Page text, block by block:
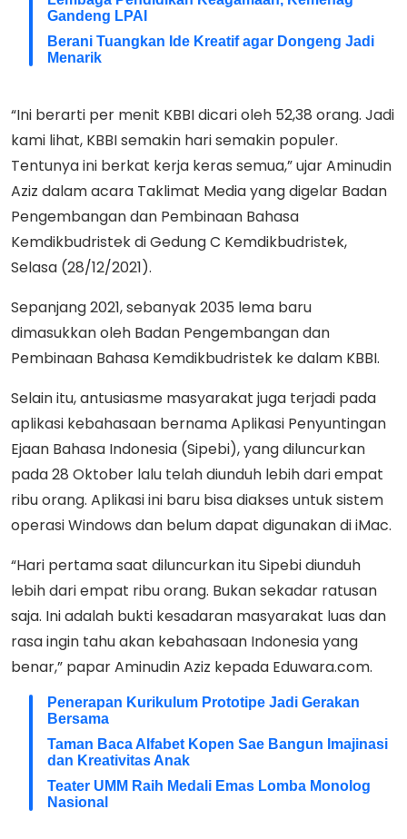
Gandeng LPAI
Berani Tuangkan Ide Kreatif agar Dongeng Jadi
Menarik
“Ini berarti per menit KBBI dicari oleh 52,38 orang. Jadi
kami lihat, KBBI semakin hari semakin populer.
Tentunya ini berkat kerja keras semua,” ujar Aminudin
Aziz dalam acara Taklimat Media yang digelar Badan
Pengembangan dan Pembinaan Bahasa
Kemdikbudristek di Gedung C Kemdikbudristek,
Selasa (28/12/2021).
Sepanjang 2021, sebanyak 2035 lema baru
dimasukkan oleh Badan Pengembangan dan
Pembinaan Bahasa Kemdikbudristek ke dalam KBBI.
Selain itu, antusiasme masyarakat juga terjadi pada
aplikasi kebahasaan bernama Aplikasi Penyuntingan
Ejaan Bahasa Indonesia (Sipebi), yang diluncurkan
pada 28 Oktober lalu telah diunduh lebih dari empat
ribu orang. Aplikasi ini baru bisa diakses untuk sistem
operasi Windows dan belum dapat digunakan di iMac.
“Hari pertama saat diluncurkan itu Sipebi diunduh
lebih dari empat ribu orang. Bukan sekadar ratusan
saja. Ini adalah bukti kesadaran masyarakat luas dan
rasa ingin tahu akan kebahasaan Indonesia yang
benar,” papar Aminudin Aziz kepada Eduwara.com.
Penerapan Kurikulum Prototipe Jadi Gerakan
Bersama
Taman Baca Alfabet Kopen Sae Bangun Imajinasi
dan Kreativitas Anak
Teater UMM Raih Medali Emas Lomba Monolog
Nasional